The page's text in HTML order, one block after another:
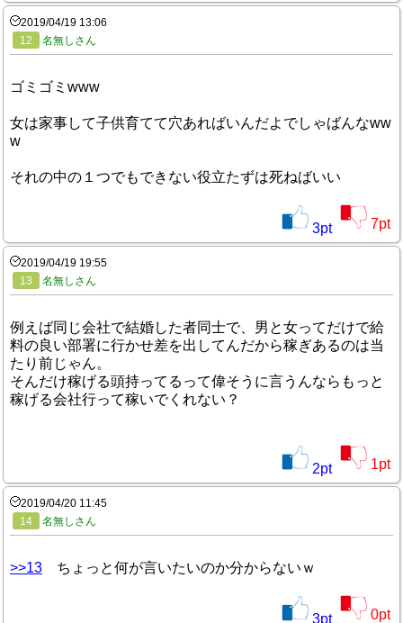
2019/04/19 13:06
12
名無しさん
ゴミゴミwww
女は家事して子供育てて穴あればいんだよでしゃばんなww
w
それの中の１つでもできない役立たずは死ねばいい
3pt 7pt
2019/04/19 19:55
13
名無しさん
例えば同じ会社で結婚した者同士で、男と女ってだけで給
料の良い部署に行かせ差を出してんだから稼ぎあるのは当
たり前じゃん。
そんだけ稼げる頭持ってるって偉そうに言うんならもっと
稼げる会社行って稼いでくれない？
2pt 1pt
2019/04/20 11:45
14
名無しさん
>>13 ちょっと何が言いたいのか分からないｗ
3pt 0pt